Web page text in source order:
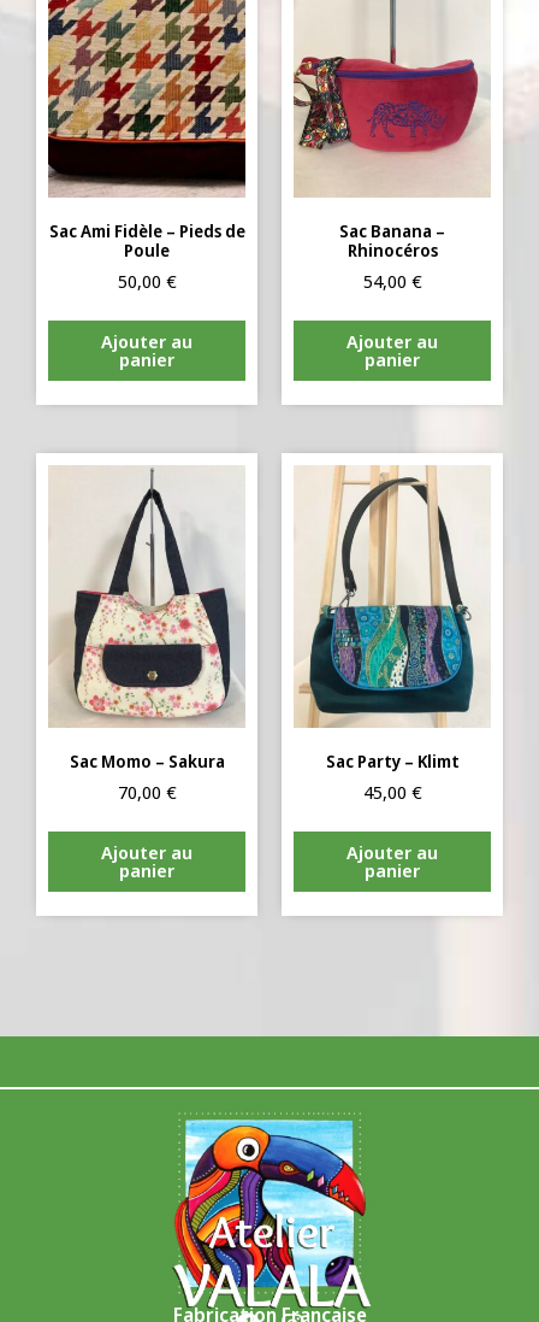
Sac Ami Fidèle – Pieds de
Poule
50,00 €
Ajouter au
panier
Sac Banana –
Rhinocéros
54,00 €
Ajouter au
panier
Sac Momo – Sakura
70,00 €
Ajouter au
panier
Sac Party – Klimt
45,00 €
Ajouter au
panier
Fabrication Française